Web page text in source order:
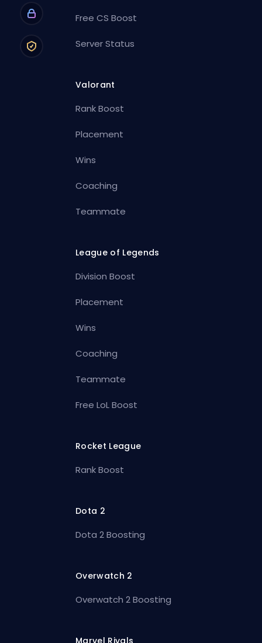
Free CS Boost
Server Status
Valorant
Rank Boost
Placement
Wins
Coaching
Teammate
League of Legends
Division Boost
Placement
Wins
Coaching
Teammate
Free LoL Boost
Rocket League
Rank Boost
Dota 2
Dota 2 Boosting
Overwatch 2
Overwatch 2 Boosting
Marvel Rivals